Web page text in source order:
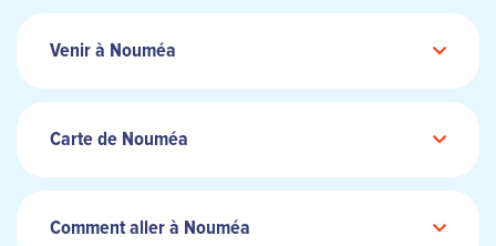
Venir à Nouméa
Carte de Nouméa
Comment aller à Nouméa